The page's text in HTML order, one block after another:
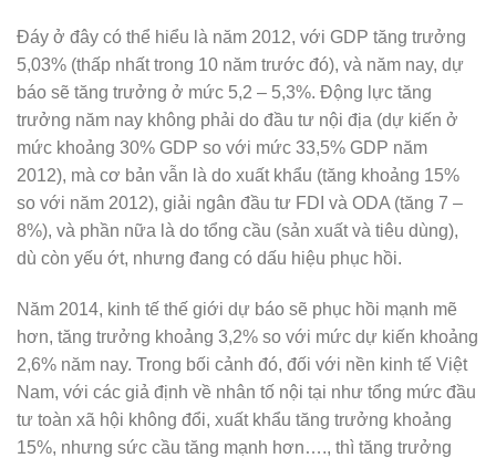
Đáy ở đây có thể hiểu là năm 2012, với GDP tăng trưởng
5,03% (thấp nhất trong 10 năm trước đó), và năm nay, dự
báo sẽ tăng trưởng ở mức 5,2 – 5,3%. Động lực tăng
trưởng năm nay không phải do đầu tư nội địa (dự kiến ở
mức khoảng 30% GDP so với mức 33,5% GDP năm
2012), mà cơ bản vẫn là do xuất khẩu (tăng khoảng 15%
so với năm 2012), giải ngân đầu tư FDI và ODA (tăng 7 –
8%), và phần nữa là do tổng cầu (sản xuất và tiêu dùng),
dù còn yếu ớt, nhưng đang có dấu hiệu phục hồi.
Năm 2014, kinh tế thế giới dự báo sẽ phục hồi mạnh mẽ
hơn, tăng trưởng khoảng 3,2% so với mức dự kiến khoảng
2,6% năm nay. Trong bối cảnh đó, đối với nền kinh tế Việt
Nam, với các giả định về nhân tố nội tại như tổng mức đầu
tư toàn xã hội không đổi, xuất khẩu tăng trưởng khoảng
15%, nhưng sức cầu tăng mạnh hơn…., thì tăng trưởng